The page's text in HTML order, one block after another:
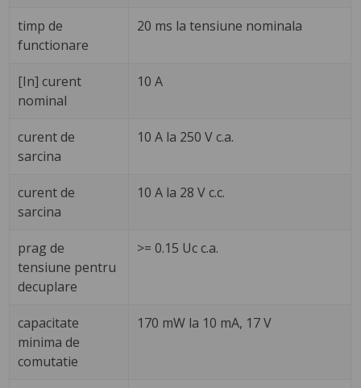
timp de
functionare
20 ms la tensiune nominala
[In] curent
nominal
10 A
curent de
sarcina
10 A la 250 V c.a.
curent de
sarcina
10 A la 28 V c.c.
prag de
tensiune pentru
decuplare
>= 0.15 Uc c.a.
capacitate
minima de
comutatie
170 mW la 10 mA, 17 V